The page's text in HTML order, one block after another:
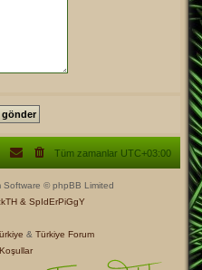
Tüm zamanlar UTC+03:00
Software © phpBB Limited
& SpIdErPiGgY
& Türkiye Forum
Koşullar